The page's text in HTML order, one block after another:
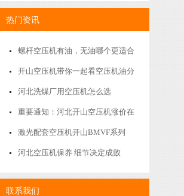
压机
热门资讯
螺杆空压机有油，无油哪个更适合
你
开山空压机带你一起看空压机油分
烧毁8大理由及防护措施
河北洗煤厂用空压机怎么选
重要通知：河北开山空压机涨价在
即，欲购从速
激光配套空压机开山BMVF系列
河北空压机保养 细节决定成败
联系我们